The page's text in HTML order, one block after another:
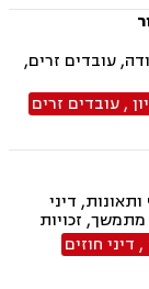
עובדים זרים,
,עובדים זרים
דיני
מתמשך, זכויות
, דיני חוזים